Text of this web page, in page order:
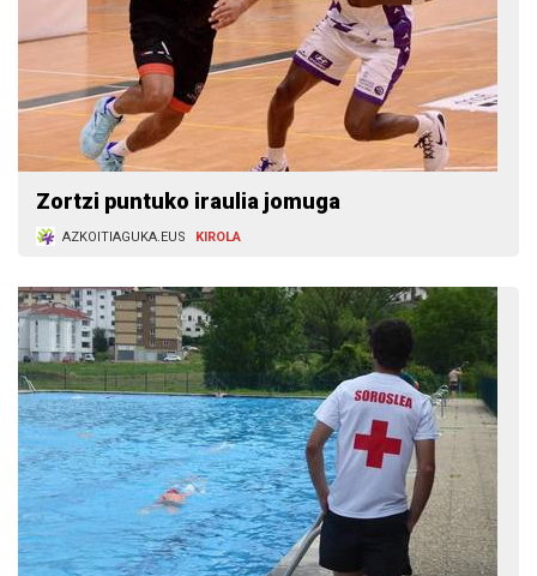
Zortzi puntuko iraulia jomuga
AZKOITIAGUKA.EUS KIROLA